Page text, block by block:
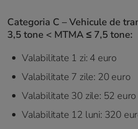
Categoria C – Vehicule de
3,5 tone < MTMA ≤ 7,5 tone:
Valabilitate 1 zi: 4 euro
Valabilitate 7 zile: 20 euro
Valabilitate 30 zile: 52 euro
Valabilitate 12 luni: 320